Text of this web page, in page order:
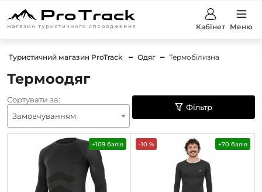
Кабінет Меню
Туристичний магазин ProTrack Одяг Термобілизна
Термоодяг
Сортувати за:
Замовчуванням
Фільтр
+109 балів -10 % +70 балів